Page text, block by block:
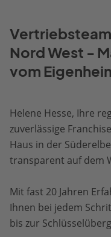
Nord West -
vom
Helene Hesse, Ihre
zuverlässige
Haus in der
transparent auf dem
Mit fast 20 Jahren
Ihnen bei jedem
bis zur